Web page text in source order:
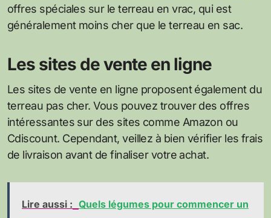
offres spéciales sur le terreau en vrac, qui est
généralement moins cher que le terreau en sac.
Les sites de vente en ligne
Les sites de vente en ligne proposent également du
terreau pas cher. Vous pouvez trouver des offres
intéressantes sur des sites comme Amazon ou
Cdiscount. Cependant, veillez à bien vérifier les frais
de livraison avant de finaliser votre achat.
Lire aussi : Quels légumes pour commencer un